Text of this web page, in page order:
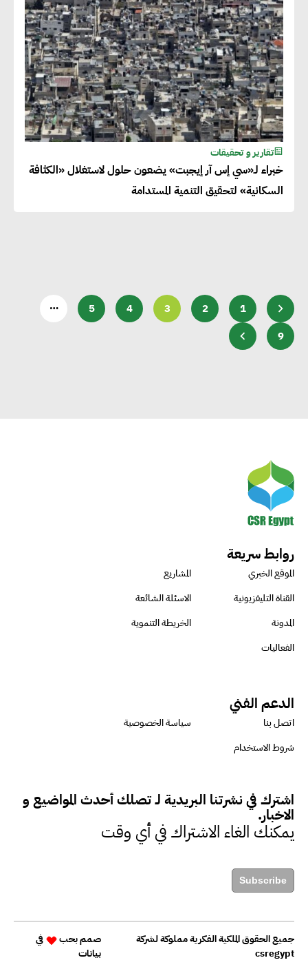
تقارير و تحقيقات
خبراء لـ«سي إس آر إيجبت» يضعون حلول لاستغلال «الكثافة
السكانية» لتحقيق التنمية المستدامة
1
2
3
4
5
…
9
روابط سريعة
الموقع الخبري
المشاريع
القناة التليفزيونية
الاسئلة الشائعة
المدونة
الخريطة التنموية
الفعاليات
الدعم الفني
اتصل بنا
سياسة الخصوصية
شروط الاستخدام
اشترك في نشرتنا البريدية لـ تصلك أحدث المواضيع و
الاخبار.
يمكنك الغاء الاشتراك في أي وقت
Subscribe
جميع الحقوق الملكية الفكرية مملوكة لشركة
csregypt
صمم بحب
في
بيانات